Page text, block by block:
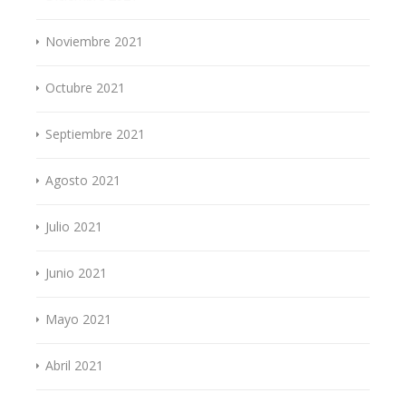
Noviembre 2021
Octubre 2021
Septiembre 2021
Agosto 2021
Julio 2021
Junio 2021
Mayo 2021
Abril 2021